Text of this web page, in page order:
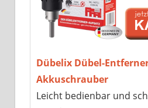
Dübelix Dübel-
Akkuschrauber
Leicht bedienbar und